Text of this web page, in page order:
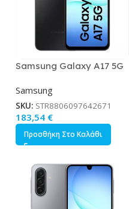
Samsung Galaxy A17 5G
Samsung
SKU: STR8806097642671
183,54 €
Προσθήκη Στο Καλάθι